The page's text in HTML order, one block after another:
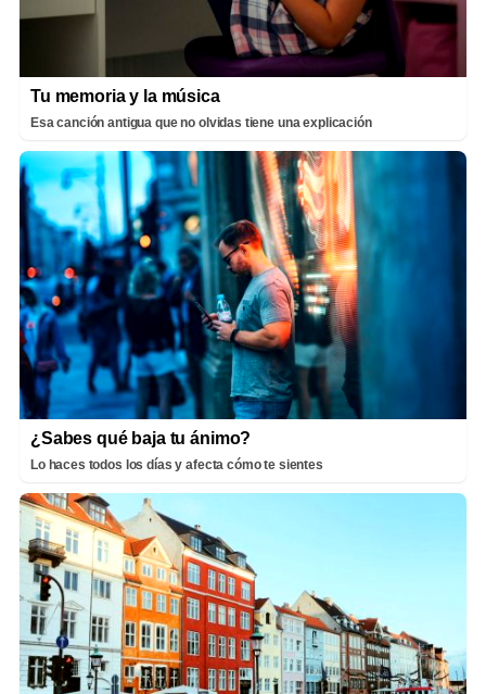
Tu memoria y la música
Esa canción antigua que no olvidas tiene una explicación
¿Sabes qué baja tu ánimo?
Lo haces todos los días y afecta cómo te sientes